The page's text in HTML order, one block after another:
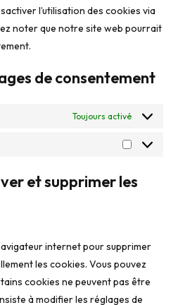
l’utilisation des cookies via
noter que notre site web pourrait
de consentement
Toujours activé
et supprimer les
internet pour supprimer
les cookies. Vous pouvez
cookies ne peuvent pas être
à modifier les réglages de